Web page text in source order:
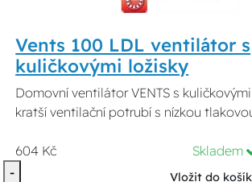
Vents 100 LDL ventilátor s
kuličkovými ložisky
Domovní ventilátor VENTS s
kratší ventilační potrubí s nízkou
604 Kč
Skladem
-
Vložit do